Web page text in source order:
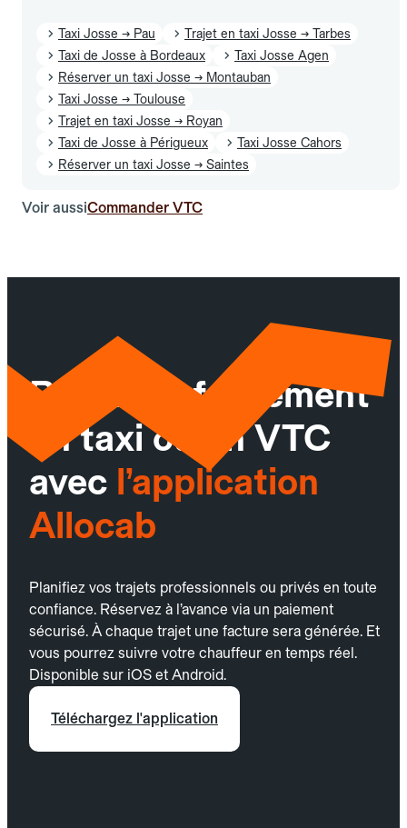
Taxi Josse → Pau
Trajet en taxi Josse → Tarbes
Taxi de Josse à Bordeaux
Taxi Josse Agen
Réserver un taxi Josse → Montauban
Taxi Josse → Toulouse
Trajet en taxi Josse → Royan
Taxi de Josse à Périgueux
Taxi Josse Cahors
Réserver un taxi Josse → Saintes
Voir aussiCommander VTC
Réservez facilement
un taxi ou un VTC
avec l’application
Allocab
Planifiez vos trajets professionnels ou privés en toute
confiance. Réservez à l’avance via un paiement
sécurisé. À chaque trajet une facture sera générée. Et
vous pourrez suivre votre chauffeur en temps réel.
Disponible sur iOS et Android.
Téléchargez l'application